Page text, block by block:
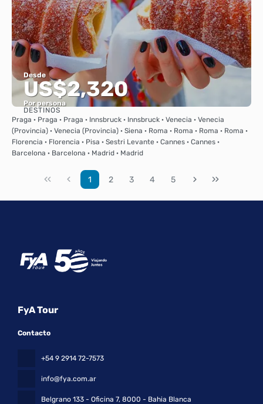
Desde
US$2,320
Por persona
Ver
DESTINOS
Praga · Praga · Praga · Innsbruck · Innsbruck · Venecia · Venecia
(Provincia) · Venecia (Provincia) · Siena · Roma · Roma · Roma · Roma ·
Florencia · Florencia · Pisa · Sestri Levante · Cannes · Cannes ·
Barcelona · Barcelona · Madrid · Madrid
1 2 3 4 5
FyA Tour
Contacto
+54 9 2914 72-7573
info@fya.com.ar
Belgrano 133 - Oficina 7, 8000 - Bahia Blanca